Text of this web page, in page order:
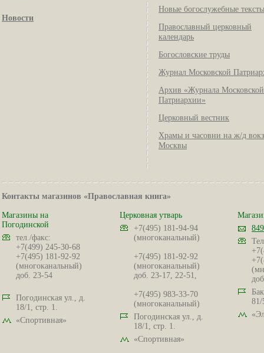
Новости
Новые богослужебные тексты
Православный церковный
календарь
Богословские труды
Журнал Московской
Архив «Журнала Московской
Патриархии»
Церковный вестник
Храмы и часовни на ж/д
Москвы
Контакты магазинов «Православная книга»
Магазины на
Погодинской
тел./факс:
+7(499) 245-30-68
+7(495) 181-92-92
(многоканальный)
доб. 23-54
Погодинская ул., д.
18/1, стр. 1.
«Спортивная»
Церковная утварь
+7(495) 181-94-94
(многоканальный)
+7(495) 181-92-92
(многоканальный)
доб. 23-17, 22-51,
+7(495) 983-33-70
(многоканальный)
Погодинская ул., д.
18/1, стр. 1.
«Спортивная»
81/